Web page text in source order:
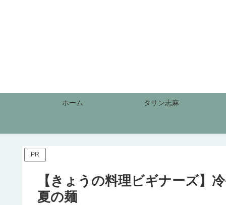
ホーム タサン志麻
PR
【きょうの料理ビギナーズ】
夏の麺